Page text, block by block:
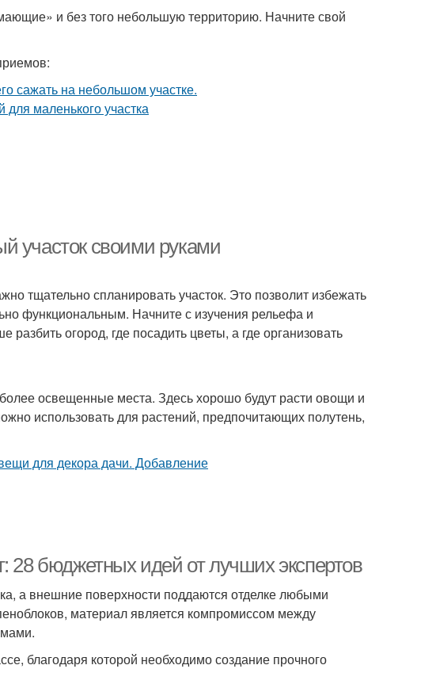
и без того небольшую территорию. Начните свой
участок своими руками
тщательно спланировать участок. Это позволит избежать
функциональным. Начните с изучения рельефа и
огород, где посадить цветы, а где организовать
освещенные места. Здесь хорошо будут расти овощи и
использовать для растений, предпочитающих полутень,
бюджетных идей от лучших экспертов
а внешние поверхности поддаются отделке любыми
материал является компромиссом между
благодаря которой необходимо создание прочного